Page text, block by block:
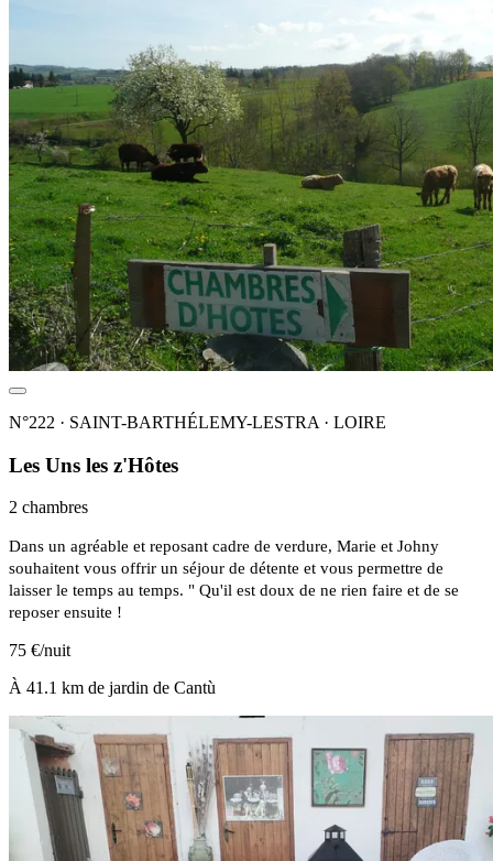
N°222 · SAINT-BARTHÉLEMY-LESTRA · LOIRE
Les Uns les z'Hôtes
2 chambres
Dans un agréable et reposant cadre de verdure, Marie et Johny
souhaitent vous offrir un séjour de détente et vous permettre de
laisser le temps au temps. " Qu'il est doux de ne rien faire et de se
reposer ensuite !
75 €/nuit
À 41.1 km de jardin de Cantù